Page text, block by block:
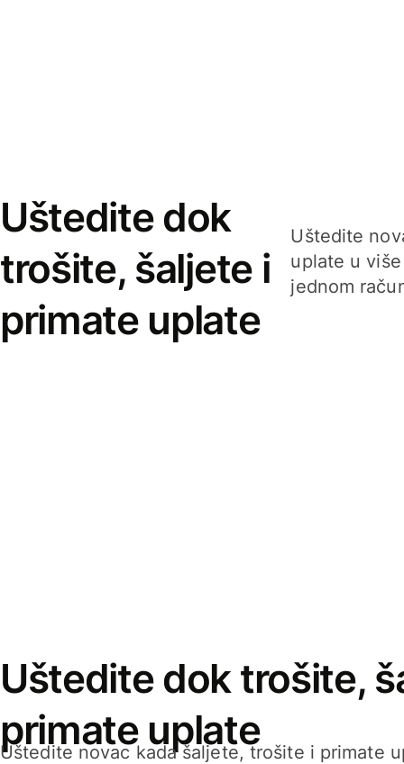
Uštedite dok
trošite, šaljete i
primate uplate
Uštedite
uplate u
jednom
Uštedite dok trošite,
primate uplate
Uštedite novac kada šaljete, trošite i primate